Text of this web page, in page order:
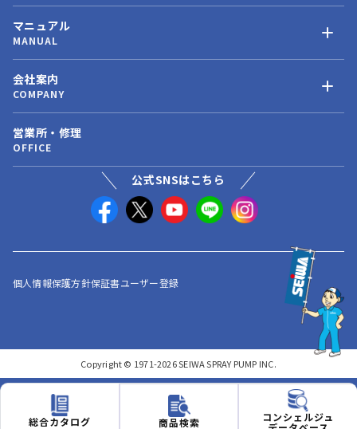
マニュアル
MANUAL
会社案内
COMPANY
営業所・修理
OFFICE
公式SNSはこちら
個人情報保護方針保証書ユーザー登録
Copyright © 1971-2026 SEIWA SPRAY PUMP INC.
総合カタログ 商品検索 コンシェルジュ